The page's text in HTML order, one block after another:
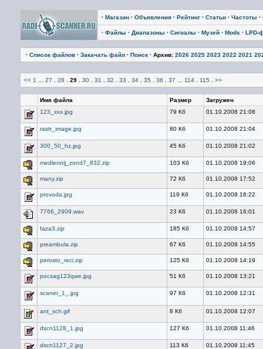
· Магазин · Объявления · Рейтинг · Статьи · Частоты ·
· Файлы · Диапазоны · Сигналы · Музей · Mods · LPD-
· Список файлов · Закачать файл · Поиск · Архив: 2026 2025 2023 2022 2021
<< 1 27 28 29 30 31 32 33 34 35 36 37 114 115 >>
Имя файла Размер
Загружен
123_xxx.jpg
79 Кб 01.10.2008 21:08
rastr_image.jpg 80 Кб 01.10.2008 21:04
300_50_hz.jpg 45 Кб 01.10.2008 21:02
medlennij_zond7_832.zip 103 Кб 01.10.2008 19:06
many.zip 72 Кб 01.10.2008 17:52
provoda.jpg 119 Кб 01.10.2008 16:22
7766_2909.wav 23 Кб 01.10.2008 16:01
faza3.zip 185 Кб 01.10.2008 14:57
preambula.zip 67 Кб 01.10.2008 14:55
perosto_reci.zip 125 Кб 01.10.2008 14:19
pocsag123qwe.jpg 51 Кб 01.10.2008 13:21
scaner_1_.jpg 97 Кб 01.10.2008 12:31
ant_sch.gif 8 Кб 01.10.2008 12:07
dscn1128_1.jpg 127 Кб 01.10.2008 11:46
dscn1127_2.jpg 113 Кб 01.10.2008 11:45